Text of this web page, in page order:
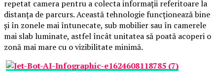
repetat camera pentru a colecta informații referitoare la
distanța de parcurs. Această tehnologie funcționează bine
și în zonele mai întunecate, sub mobilier sau în camerele
mai slab luminate, astfel încât unitatea să poată acoperi o
zonă mai mare cu o vizibilitate minimă.